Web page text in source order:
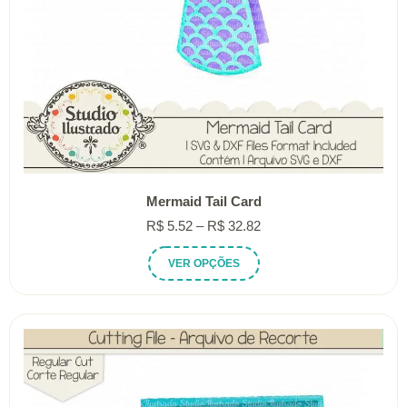
Mermaid Tail Card
R$ 5.52 – R$ 32.82Faixa
através
R$ 32.82
VER OPÇÕES
produto
tem
várias
variantes.
As
podem